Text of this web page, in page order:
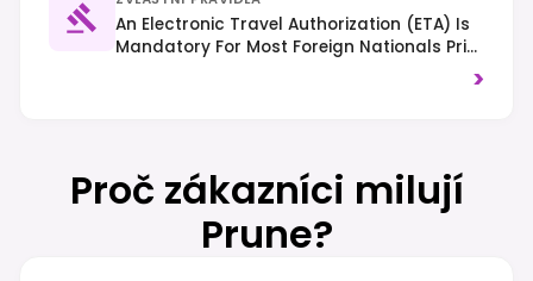
An Electronic Travel Authorization (eTA) Is
Mandatory For Most Foreign Nationals Prior
>
Proč zákazníci milují
Prune?